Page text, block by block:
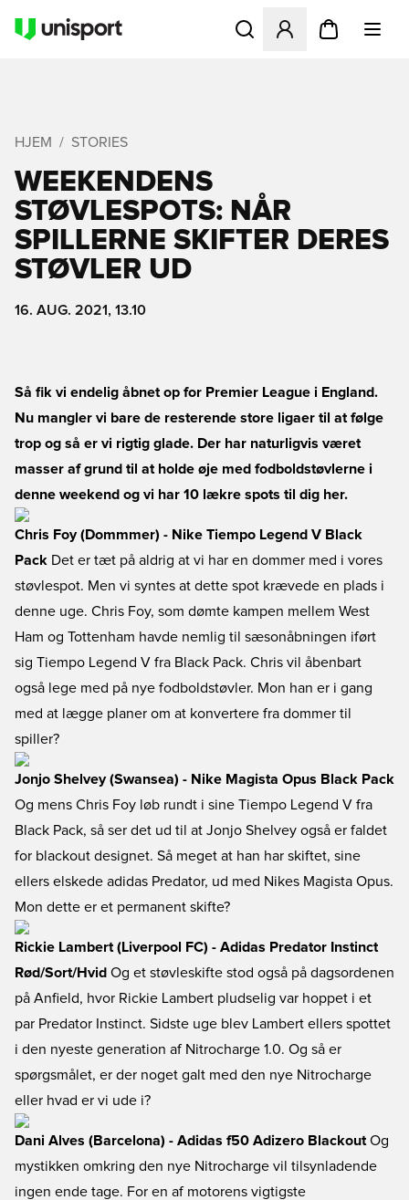
Åbner en Modal til at
HJEM STORIES
WEEKENDENS
STØVLESPOTS: NÅR
SPILLERNE SKIFTER DERES
STØVLER UD
16. AUG. 2021, 13.10
Så fik vi endelig åbnet op for Premier League i England.
Nu mangler vi bare de resterende store ligaer til at følge
trop og så er vi rigtig glade. Der har naturligvis været
masser af grund til at holde øje med fodboldstøvlerne i
denne weekend og vi har 10 lækre spots til dig her.
Chris Foy (Dommmer) - Nike Tiempo Legend V Black
Pack Det er tæt på aldrig at vi har en dommer med i vores
støvlespot. Men vi syntes at dette spot krævede en plads i
denne uge. Chris Foy, som dømte kampen mellem West
Ham og Tottenham havde nemlig til sæsonåbningen iført
sig Tiempo Legend V fra Black Pack. Chris vil åbenbart
også lege med på nye fodboldstøvler. Mon han er i gang
med at lægge planer om at konvertere fra dommer til
spiller?
Jonjo Shelvey (Swansea) - Nike Magista Opus Black Pack
Og mens Chris Foy løb rundt i sine Tiempo Legend V fra
Black Pack, så ser det ud til at Jonjo Shelvey også er faldet
for blackout designet. Så meget at han har skiftet, sine
ellers elskede adidas Predator, ud med Nikes Magista Opus.
Mon dette er et permanent skifte?
Rickie Lambert (Liverpool FC) - Adidas Predator Instinct
Rød/Sort/Hvid Og et støvleskifte stod også på dagsordenen
på Anfield, hvor Rickie Lambert pludselig var hoppet i et
par Predator Instinct. Sidste uge blev Lambert ellers spottet
i den nyeste generation af Nitrocharge 1.0. Og så er
spørgsmålet, er der noget galt med den nye Nitrocharge
eller hvad er vi ude i?
Dani Alves (Barcelona) - Adidas f50 Adizero Blackout Og
mystikken omkring den nye Nitrocharge vil tilsynladende
ingen ende tage. For en af motorens vigtigste